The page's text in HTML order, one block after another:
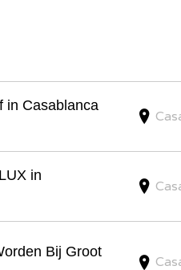
in Casablanca
in
Bij Groot